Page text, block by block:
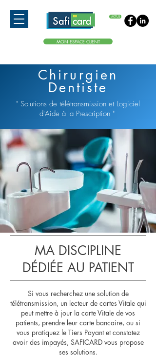
ACTUS
MON ESPACE CLIENT
Chirurgien
Dentiste
" Solutions de télétransmission et Logiciel
d'Aide à la Prescription "
MA DISCIPLINE
DÉDIÉE AU PATIENT
Si vous recherchez une solution de
télétransmission, un lecteur de cartes Vitale qui
peut mettre à jour la carte Vitale de vos
patients, prendre leur carte bancaire, ou si
vous pratiquez le Tiers Payant et constatez
avoir des impayés, SAFICARD vous propose
ses solutions.